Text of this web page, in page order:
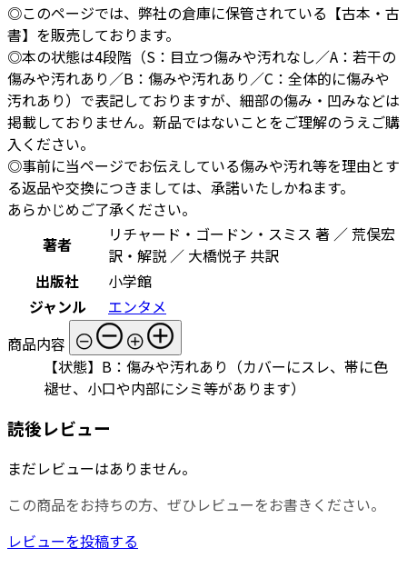
◎このページでは、弊社の倉庫に保管されている【古本・古
書】を販売しております。
◎本の状態は4段階（S：目立つ傷みや汚れなし／A：若干の
傷みや汚れあり／B：傷みや汚れあり／C：全体的に傷みや
汚れあり）で表記しておりますが、細部の傷み・凹みなどは
掲載しておりません。新品ではないことをご理解のうえご購
入ください。
◎事前に当ページでお伝えしている傷みや汚れ等を理由とす
る返品や交換につきましては、承諾いたしかねます。
あらかじめご了承ください。
著者
リチャード・ゴードン・スミス 著 ／ 荒俣宏
訳・解説 ／ 大橋悦子 共訳
出版社
小学館
ジャンル
エンタメ
商品内容
【状態】B：傷みや汚れあり（カバーにスレ、帯に色
褪せ、小口や内部にシミ等があります）
読後レビュー
まだレビューはありません。
この商品をお持ちの方、ぜひレビューをお書きください。
レビューを投稿する